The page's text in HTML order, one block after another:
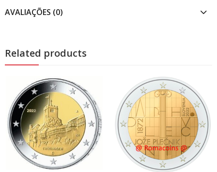
AVALIAÇÕES (0)
Related products